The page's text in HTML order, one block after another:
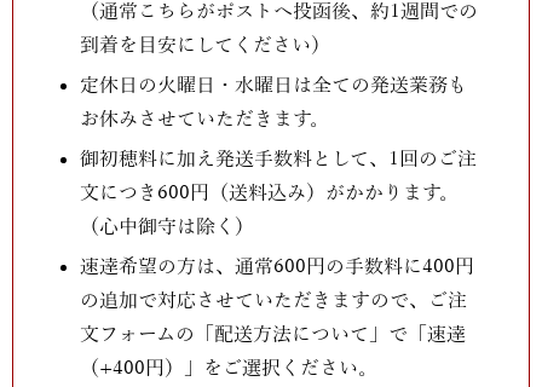
（通常こちらがポストへ投函後、約1週間での
到着を目安にしてください）
定休日の火曜日・水曜日は全ての発送業務も
お休みさせていただきます。
御初穂料に加え発送手数料として、1回のご注
文につき600円（送料込み）がかかります。
（心中御守は除く）
速達希望の方は、通常600円の手数料に400円
の追加で対応させていただきますので、ご注
文フォームの「配送方法について」で「速達
（+400円）」をご選択ください。